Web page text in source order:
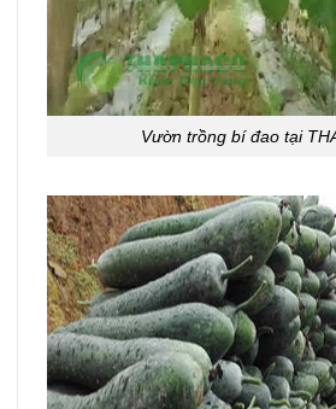
Vườn trồng bí đao tại